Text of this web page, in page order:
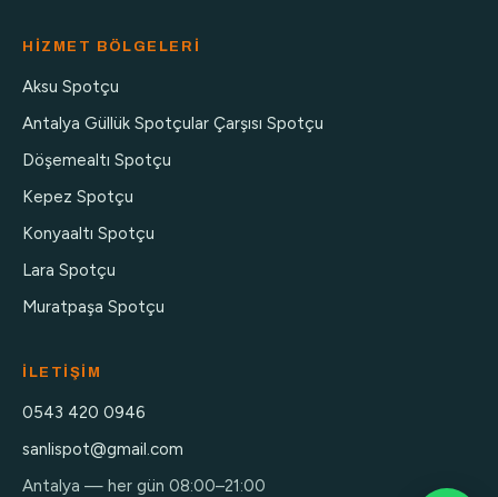
HIZMET BÖLGELERI
Aksu Spotçu
Antalya Güllük Spotçular Çarşısı Spotçu
Döşemealtı Spotçu
Kepez Spotçu
Konyaaltı Spotçu
Lara Spotçu
Muratpaşa Spotçu
İLETIŞIM
0543 420 0946
sanlispot@gmail.com
Antalya — her gün 08:00–21:00